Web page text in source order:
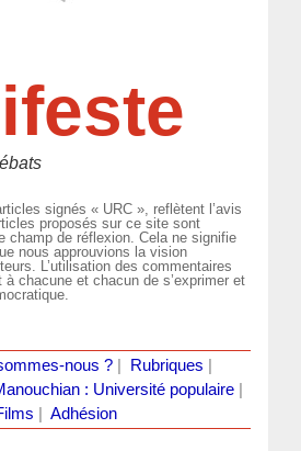
signés « URC », reflètent l’avis
proposés sur ce site sont
champ de réflexion. Cela ne signifie
nous approuvions la vision
L’utilisation des commentaires
à chacune et chacun de s’exprimer et
nous ?| Rubriques
: Université populaire
Adhésion